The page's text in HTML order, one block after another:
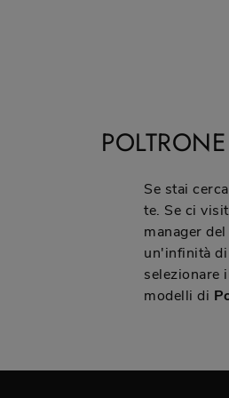
Se stai
te. Se ci
manager
un'infinità
selezionare
modelli di